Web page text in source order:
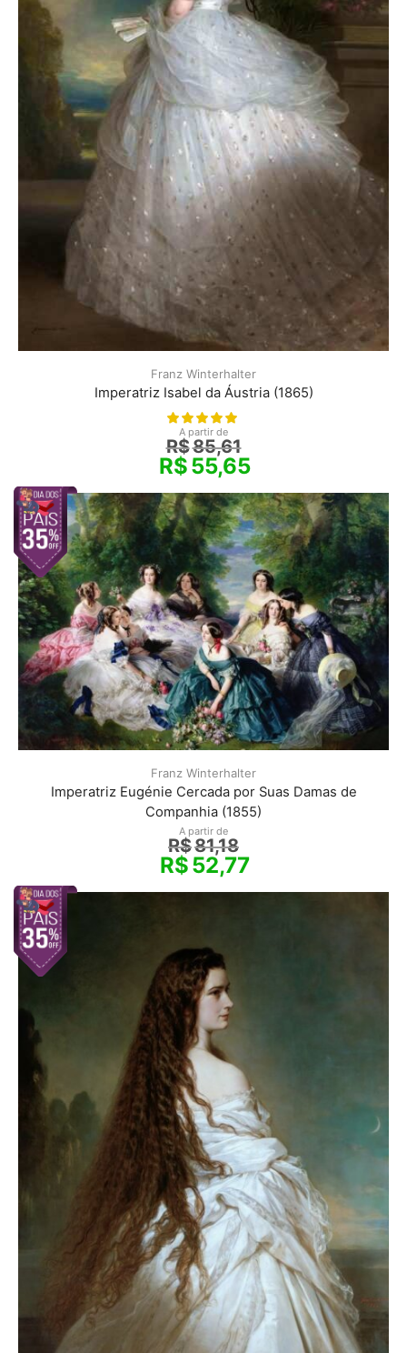
Franz Winterhalter
Imperatriz Isabel da Áustria (1865)
A partir de
R$85,61
R$55,65
Franz Winterhalter
Imperatriz Eugénie Cercada por Suas Damas de
Companhia (1855)
A partir de
R$81,18
R$52,77